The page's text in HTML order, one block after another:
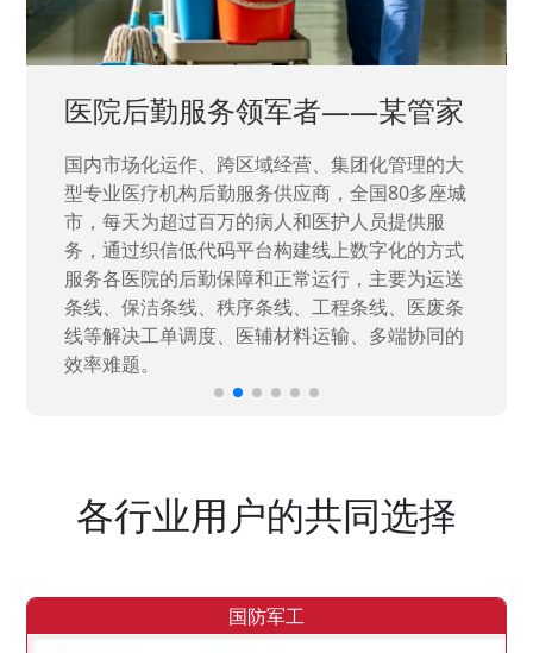
中国兵器工业集团——银光化学
国家“一五”期间156个重点项目之一。属于国家
高新技术企业，在信息化升级建设中，存在大
量“小、散、碎”的信息化需求，需要投入大量人
力资源进行开发，通过引入织信低代码平台，解
决当下遇到的各类业务难题，提升整体的IT研发
效率。
各行业用户的共同选择
国防军工